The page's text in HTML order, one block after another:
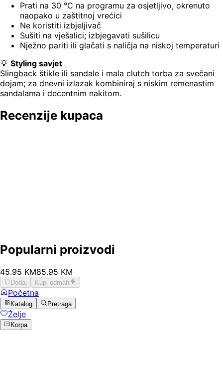
Prati na 30 °C na programu za osjetljivo, okrenuto
naopako u zaštitnoj vrećici
Ne koristiti izbjeljivač
Sušiti na vješalici; izbjegavati sušilicu
Nježno pariti ili glačati s naličja na niskoj temperaturi
💡 Styling savjet
Slingback štikle ili sandale i mala clutch torba za svečani
dojam; za dnevni izlazak kombiniraj s niskim remenastim
sandalama i decentnim nakitom.
Recenzije kupaca
Popularni proizvodi
45.95 KM85.95 KM
Dodaj Kupi odmah
Početna
Katalog Pretraga
Želje
Korpa